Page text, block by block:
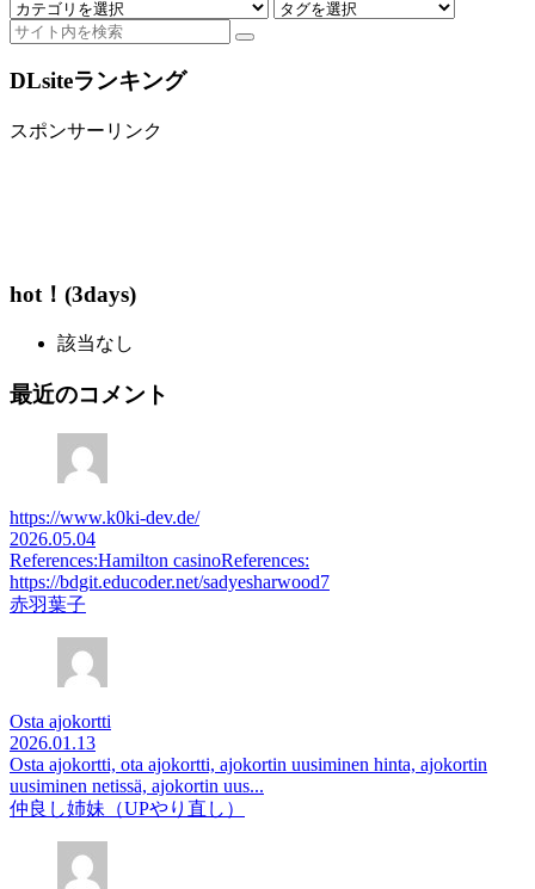
DLsiteランキング
スポンサーリンク
hot！(3days)
該当なし
最近のコメント
https://www.k0ki-dev.de/
2026.05.04
References:Hamilton casinoReferences:
https://bdgit.educoder.net/sadyesharwood7
赤羽葉子
Osta ajokortti
2026.01.13
Osta ajokortti, ota ajokortti, ajokortin uusiminen hinta, ajokortin
uusiminen netissä, ajokortin uus...
仲良し姉妹（UPやり直し）